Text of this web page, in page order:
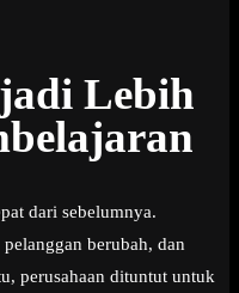
Lebih
dari sebelumnya.
berubah, dan
perusahaan dituntut untuk